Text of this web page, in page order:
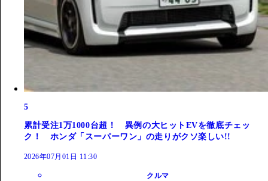
5
累計受注1万1000台超！ 異例の大ヒットEVを徹底チェッ
ク！ ホンダ「スーパーワン」の走りがクソ楽しい!!
2026年07月01日 11:30
クルマ